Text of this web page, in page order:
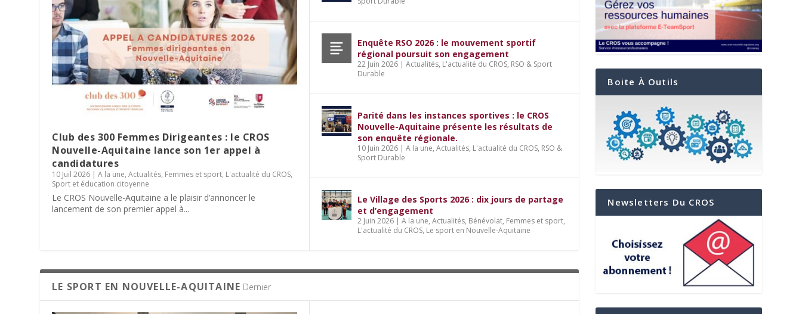
Parité dans les instances sportives : le CROS Nouvelle-Aquitaine présente les
résultats de son enquête régionale.
10 Juin 2026 |A la une,Actualités,L'actualité du CROS
Le Village des Sports 2026 : dix jours de partage et d’engagement
2 Juin 2026|A la une ,Actualités,Bénévolat L'actualité du CROS,Le sport en Nouvelle-Aquitaine
La minute RSO – Mai 2026
27 Mai 2026 |A la une,Actualités,L'actualité du CROS
SPORT DATING 2026 : une matinée dédiée à l’emploi et aux métiers du sport
19 Mai 2026 |A la une,Actualités,L'actualité du CROS Sport et professionnalisation
Club des 300 Femmes Dirigeantes : le CROS
Nouvelle-Aquitaine lance son 1er appel à
candidatures
10 Juil 2026 |A la une,Actualités, Femmes et sport, L'actualité du CROS,
Sport et éducation citoyenne
Le CROS Nouvelle-Aquitaine a le plaisir d’annoncer le
lancement de son premier appel à...
Enquête RSO 2026 : le mouvement sportif
régional poursuit son engagement
22 Juin 2026| Actualités, L'actualité du CROS, RSO & Sport
Durable
Parité dans les instances sportives : le CROS
Nouvelle-Aquitaine présente les résultats de
son enquête régionale.
10 Juin 2026| A la une, Actualités, L'actualité du CROS, RSO &
Sport Durable
Le Village des Sports 2026 : dix jours de partage
et d’engagement
2 Juin 2026| A la une, Actualités, Bénévolat, Femmes et sport,
L'actualité du CROS, Le sport en Nouvelle-Aquitaine
LE SPORT EN NOUVELLE-AQUITAINE Dernier
Boite À Outils
Newsletters Du CROS